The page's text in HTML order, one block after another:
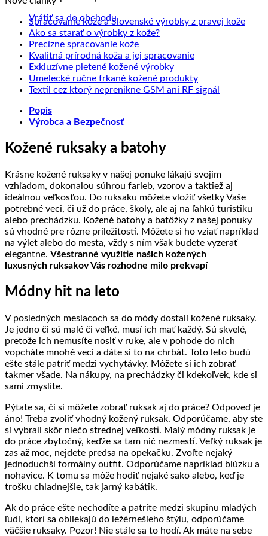
Vrátiť sa do obchodu
Spracovanie kože a Slovenské výrobky z pravej kože
Ako sa starať o výrobky z kože?Žiadne
na
Ako
sa
starať
Precízne spracovanie kožeŽiadne
komentáre
na
Precízne
spracovanie
Kvalitná prírodná koža a jej spracovanieŽiadne
na
Kvalitná
Exkluzívne pletené kožené výrobkyŽiadne
komentáre
na
Umelecké ručne frkané kožené produktyŽiadne
komentáre
Textil cez ktorý neprenikne GSM ani RF signál
ani
RF
signál
Popis
Výrobca a Bezpečnosť
Kožené ruksaky a batohy
Krásne kožené ruksaky v našej ponuke lákajú svojim
vzhľadom, dokonalou súhrou farieb, vzorov a taktiež aj
ideálnou veľkosťou. Do ruksaku môžete vložiť všetky Vaše
potrebné veci, či už do práce, školy, ale aj na ľahkú turistiku
alebo prechádzku. Kožené batohy a batôžky z našej ponuky
sú vhodné pre rôzne príležitosti. Môžete si ho vziať napríklad
na výlet alebo do mesta, vždy s ním však budete vyzerať
elegantne. Všestranné využitie našich kožených
luxusných ruksakov Vás rozhodne milo prekvapí
Módny hit na leto
V posledných mesiacoch sa do módy dostali kožené ruksaky.
Je jedno či sú malé či veľké, musí ich mať každý. Sú skvelé,
pretože ich nemusíte nosiť v ruke, ale v pohode do nich
vopcháte mnohé veci a dáte si to na chrbát. Toto leto budú
ešte stále patriť medzi vychytávky. Môžete si ich zobrať
takmer všade. Na nákupy, na prechádzky či kdekoľvek, kde si
sami zmyslíte.
Pýtate sa, či si môžete zobrať ruksak aj do práce? Odpoveď je
áno! Treba zvoliť vhodný kožený ruksak. Odporúčame, aby ste
si vybrali skôr niečo strednej veľkosti. Malý módny ruksak je
do práce zbytočný, keďže sa tam nič nezmestí. Veľký ruksak je
zas až moc, nejdete predsa na opekačku. Zvoľte nejaký
jednoduchší formálny outfit. Odporúčame napríklad blúzku a
nohavice. K tomu sa môže hodiť nejaké sako alebo, keď je
trošku chladnejšie, tak jarný kabátik.
Ak do práce ešte nechodíte a patríte medzi skupinu mladých
ľudí, ktorí sa obliekajú do ležérnešieho štýlu, odporúčame
väčšie ruksaky. Pozor! Nie stále sa to hodí. Ak máte na sebe